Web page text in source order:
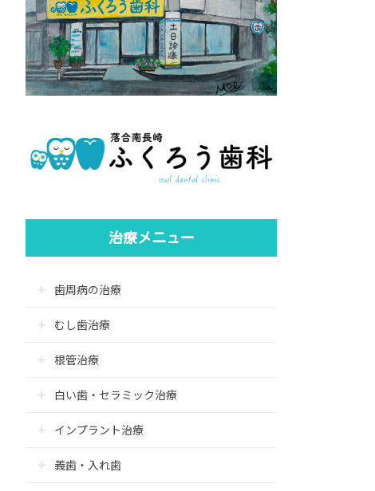
治療メニュー
歯周病の治療
むし歯治療
根管治療
白い歯・セラミック治療
インプラント治療
義歯・入れ歯